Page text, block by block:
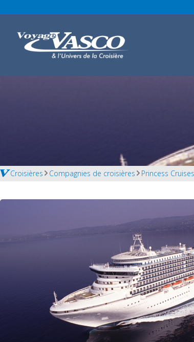
Croisières Compagnies de croisières Princess Cruises